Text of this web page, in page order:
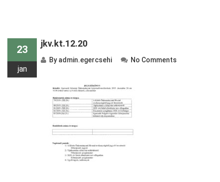
23
jan
jkv.kt.12.20
By admin.egercsehi No Comments